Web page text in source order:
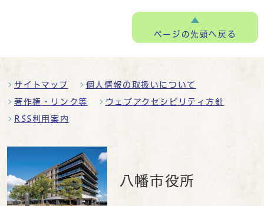
ページの先頭へ戻る
サイトマップ 個人情報の取扱いについて
著作権・リンク等 ウェブアクセシビリティ方針
RSS利用案内
八幡市役所